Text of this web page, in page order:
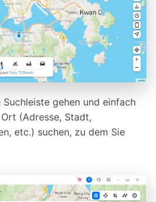
gehen und einfach
(Adresse, Stadt,
etc.) suchen, zu dem Sie